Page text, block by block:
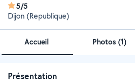
5/5
Dijon (Republique)
Accueil Photos (1)
Présentation